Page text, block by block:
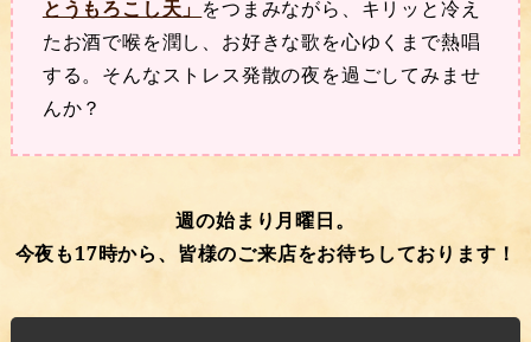
とうもろこし天」 をつまみながら、キリッと冷え
たお酒で喉を潤し、お好きな歌を心ゆくまで熱唱
する。そんなストレス発散の夜を過ごしてみませ
んか？
週の始まり月曜日。
今夜も17時から、皆様のご来店をお待ちしております！